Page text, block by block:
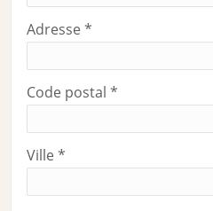
Adresse*
Code postal*
Ville*